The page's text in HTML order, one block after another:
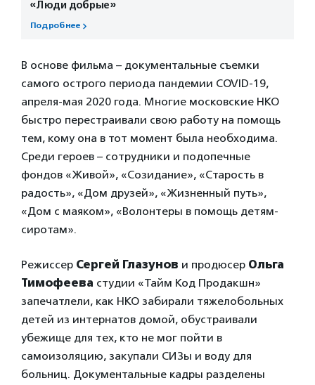
«Люди добрые»
Подробнее
В основе фильма – документальные съемки
самого острого периода пандемии COVID-19,
апреля-мая 2020 года. Многие московские НКО
быстро перестраивали свою работу на помощь
тем, кому она в тот момент была необходима.
Среди героев – сотрудники и подопечные
фондов «Живой», «Созидание», «Старость в
радость», «Дом друзей», «Жизненный путь»,
«Дом с маяком», «Волонтеры в помощь детям-
сиротам».
Режиссер Сергей Глазунов и продюсер Ольга
Тимофеева студии «Тайм Код Продакшн»
запечатлели, как НКО забирали тяжелобольных
детей из интернатов домой, обустраивали
убежище для тех, кто не мог пойти в
самоизоляцию, закупали СИЗы и воду для
больниц. Документальные кадры разделены